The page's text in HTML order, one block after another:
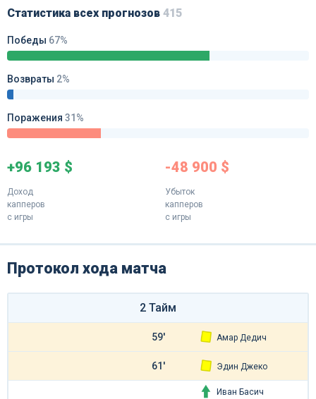
Статистика всех прогнозов 415
Победы 67%
Возвраты 2%
Поражения 31%
+96 193 $
Доход
капперов
с игры
-48 900 $
Убыток
капперов
с игры
Протокол хода матча
2 Тайм
59' Амар Дедич
61' Эдин Джеко
Иван Басич